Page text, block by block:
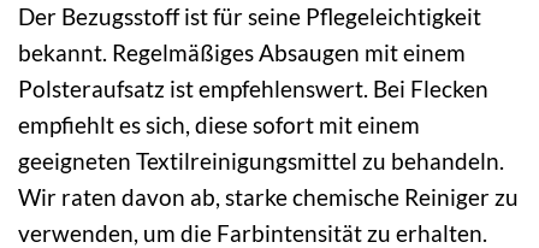
Der Bezugsstoff ist für seine Pflegeleichtigkeit
bekannt. Regelmäßiges Absaugen mit einem
Polsteraufsatz ist empfehlenswert. Bei Flecken
empfiehlt es sich, diese sofort mit einem
geeigneten Textilreinigungsmittel zu behandeln.
Wir raten davon ab, starke chemische Reiniger zu
verwenden, um die Farbintensität zu erhalten.